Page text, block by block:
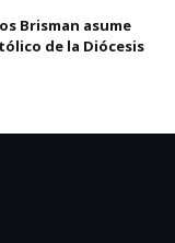
Brisman asume
de la Diócesis